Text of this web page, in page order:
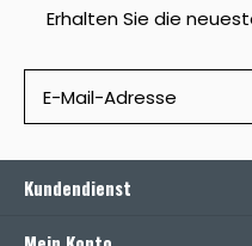
Erhalten Sie die
Kundendienst